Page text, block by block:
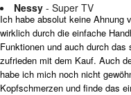
Nessy - Super TV
Ich habe absolut keine Ahnung
wirklich durch die einfache
Funktionen und auch durch
zufrieden mit dem Kauf. Auch
habe ich mich noch nicht
Kopfschmerzen und finde das